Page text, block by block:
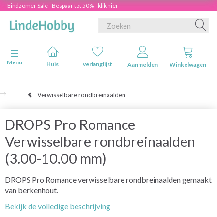
Eindzomer Sale - Bespaar tot 50% - klik hier
Navigatie in-/uitschakelen
Menu
Huis verlanglijst Aanmelden Winkelwagen
Verwisselbare rondbreinaalden
DROPS Pro Romance
Verwisselbare rondbreinaalden
(3.00-10.00 mm)
DROPS Pro Romance verwisselbare rondbreinaalden gemaakt
van berkenhout.
Bekijk de volledige beschrijving